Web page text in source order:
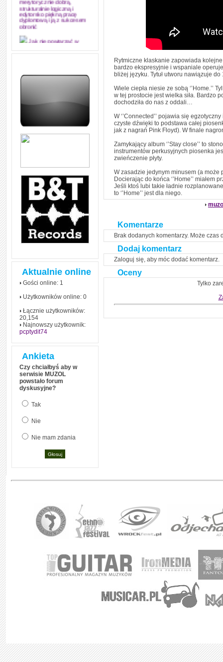
merytorycznie dobrą,
strukturalnie logiczną i
edytorsko piękną pracę
dyplomową i ją z sukcesem
obronić
Jak nie powtarzać w
kółko tych samych błędów w
nauce języka angielskiego
formuł konwersacyjnych
praktycznych przykładach,
dzięki którym łatwiej je
zapamiętasz
(reported speech) w języku
Jak zacząć czytać
szybciej i więcej, ale nie
dłużej!
Aktualnie online
Gości online: 1
Użytkowników online: 0
Łącznie użytkowników:
20,154
Najnowszy użytkownik:
pcptydit74
Ankieta
Czy chciałbyś aby w
serwisie MUZOL
powstało forum
dyskusyjne?
Tak
Nie
Nie mam zdania
Rytmiczne klaskanie zapowiada
bardzo ekspresyjnie i wspaniale
bliżej języku. Tytuł utworu nawiązuje
Wiele ciepła niesie ze sobą ‘’Home.’’
w tej prostocie jest wielka siła. Bardzo
dochodziła do nas z oddali…
W ‘’Connected’’ pojawia się
czyste dźwięki to podstawa całej
jak z nagrań Pink Floyd). W finale
Zamykający album ‘’Stay close’’ to
instrumentów perkusyjnych piosenka
zwieńczenie płyty.
W zasadzie jedynym minusem (a może
Docierając do końca ‘’Home’’
Jeśli ktoś lubi takie ładnie
to ‘’Home’’ jest dla niego.
Komentarze
Brak dodanych komentarzy. Może czas
Dodaj komentarz
Zaloguj się, aby móc dodać komentarz.
Oceny
Tylko